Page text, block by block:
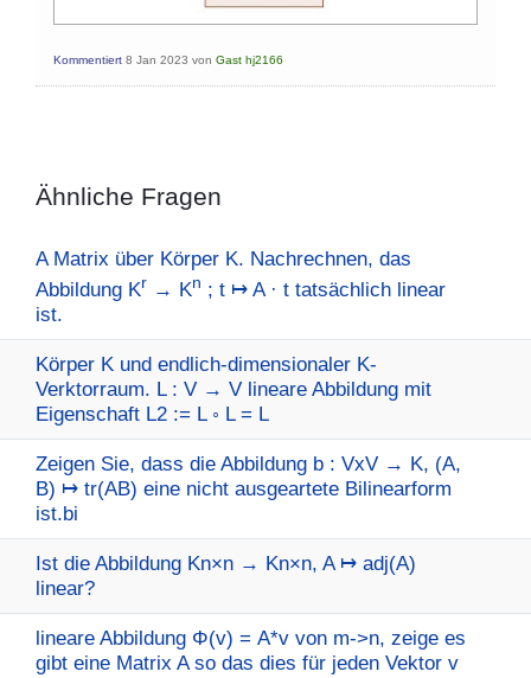
Kommentiert 8 Jan 2023 von Gast hj2166
Ähnliche Fragen
A Matrix über Körper K. Nachrechnen, das
Abbildung Kr → Kn ; t ↦ A · t tatsächlich linear
ist.
Körper K und endlich-dimensionaler K-
Verktorraum. L : V → V lineare Abbildung mit
Eigenschaft L2 := L ◦ L = L
Zeigen Sie, dass die Abbildung b : VxV → K, (A,
B) ↦ tr(AB) eine nicht ausgeartete Bilinearform
ist.bi
Ist die Abbildung Kn×n → Kn×n, A ↦ adj(A)
linear?
lineare Abbildung Φ(v) = A*v von m->n, zeige es
gibt eine Matrix A so das dies für jeden Vektor v